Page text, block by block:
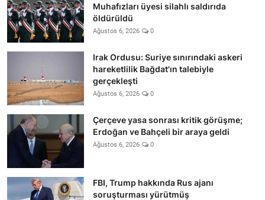
Muhafızları üyesi silahlı saldırıda
öldürüldü
Ağustos 6, 2026 0
Irak Ordusu: Suriye sınırındaki askeri
hareketlilik Bağdat'ın talebiyle
gerçekleşti
Ağustos 6, 2026 0
Çerçeve yasa sonrası kritik görüşme;
Erdoğan ve Bahçeli bir araya geldi
Ağustos 6, 2026 0
FBI, Trump hakkında Rus ajanı
soruşturması yürütmüş